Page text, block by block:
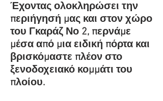
Έχοντας ολοκληρώσει την
περιήγησή μας και στον χώρο
του Γκαράζ Νο 2, περνάμε
μέσα από μια ειδική πόρτα και
βρισκόμαστε πλέον στο
ξενοδοχειακό κομμάτι του
πλοίου.